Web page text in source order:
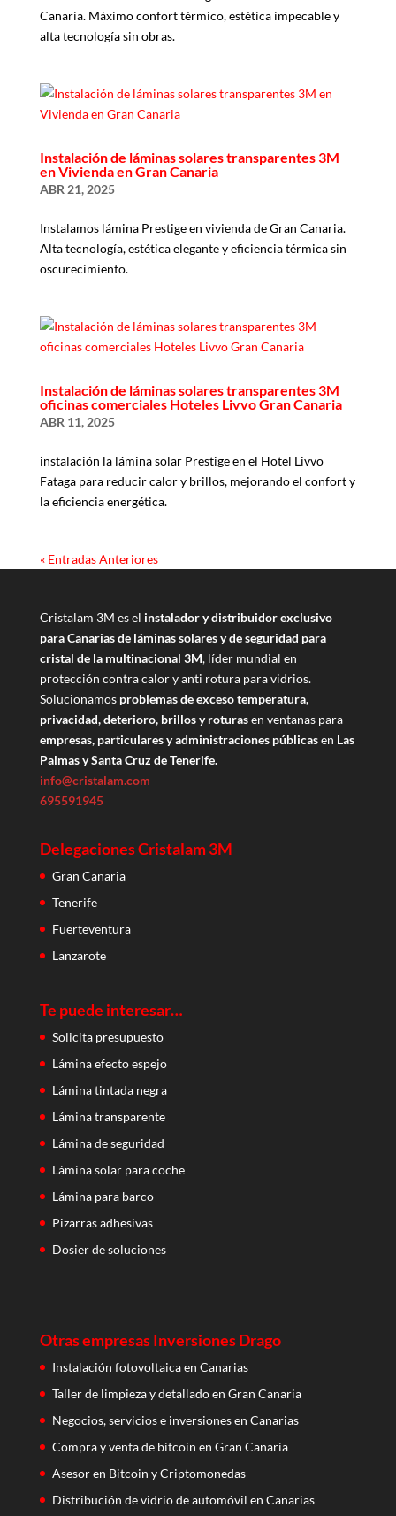
Canaria. Máximo confort térmico, estética impecable y
alta tecnología sin obras.
Instalación de láminas solares transparentes 3M
en Vivienda en Gran Canaria
ABR 21, 2025
Instalamos lámina Prestige en vivienda de Gran Canaria.
Alta tecnología, estética elegante y eficiencia térmica sin
oscurecimiento.
Instalación de láminas solares transparentes 3M
oficinas comerciales Hoteles Livvo Gran Canaria
ABR 11, 2025
instalación la lámina solar Prestige en el Hotel Livvo
Fataga para reducir calor y brillos, mejorando el confort y
la eficiencia energética.
« Entradas Anteriores
Cristalam 3M es el instalador y distribuidor exclusivo
para Canarias de láminas solares y de seguridad para
cristal de la multinacional 3M, líder mundial en
protección contra calor y anti rotura para vidrios.
Solucionamos problemas de exceso temperatura,
privacidad, deterioro, brillos y roturasen ventanas para
empresas, particulares y administraciones públicasen Las
Palmas y Santa Cruz de Tenerife.
info@cristalam.com
695591945
Delegaciones Cristalam 3M
Gran Canaria
Tenerife
Fuerteventura
Lanzarote
Te puede interesar…
Solicita presupuesto
Lámina efecto espejo
Lámina tintada negra
Lámina transparente
Lámina de seguridad
Lámina solar para coche
Lámina para barco
Pizarras adhesivas
Dosier de soluciones
Otras empresas Inversiones Drago
Instalación fotovoltaica en Canarias
Taller de limpieza y detallado en Gran Canaria
Negocios, servicios e inversiones en Canarias
Compra y venta de bitcoin en Gran Canaria
Asesor en Bitcoin y Criptomonedas
Distribución de vidrio de automóvil en Canarias